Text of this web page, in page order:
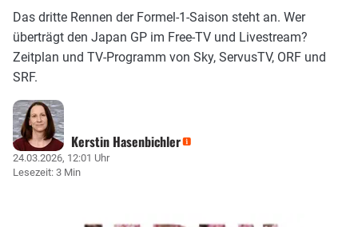
Das dritte Rennen der Formel-1-Saison steht an. Wer
überträgt den Japan GP im Free-TV und Livestream?
Zeitplan und TV-Programm von Sky, ServusTV, ORF und
SRF.
Kerstin Hasenbichler
24.03.2026, 12:01 Uhr
Lesezeit: 3 Min